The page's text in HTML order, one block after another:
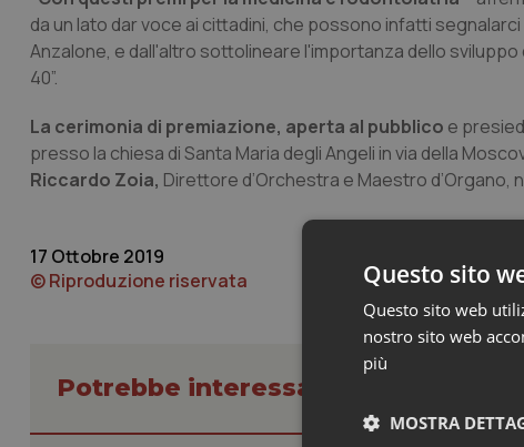
da un lato dar voce ai cittadini, che possono infatti
Anzalone, e dall'altro sottolineare l'importanza dello
40”.
La cerimonia di premiazione, aperta al pubblico e
presso la chiesa di Santa Maria degli Angeli in via della
Riccardo Zoia, Direttore d’Orchestra e Maestro d’Organo,
17 Ottobre 2019
© Riproduzione riservata
Potrebbe interessarti in Lombardia
Questo sito
Questo sito web
nostro sito web
più
MOSTRA